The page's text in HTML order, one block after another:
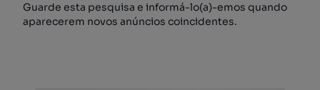
Guarde esta pesquisa e informá-lo(a)-emos quando
aparecerem novos anúncios coincidentes.